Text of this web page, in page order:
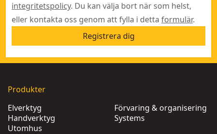
integritetspolicy. Du kan välja bort när som helst,
eller kontakta oss genom att fylla i detta formulär.
Registrera dig
Produkter
Elverktyg
Handverktyg
Utomhus
Förvaring & organisering
Systems